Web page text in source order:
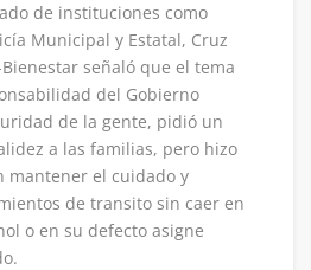
de instituciones como
Municipal y Estatal, Cruz
señaló que el tema
del Gobierno
de la gente, pidió un
a las familias, pero hizo
mantener el cuidado y
de transito sin caer en
o en su defecto asigne